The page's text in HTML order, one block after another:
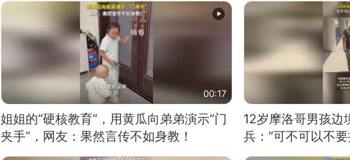
00:17
姐姐的“硬核教育”，用黄瓜向弟弟演示“门
夹手”，网友：果然言传不如身教！
12岁摩洛哥男孩边
兵：“可不可以不